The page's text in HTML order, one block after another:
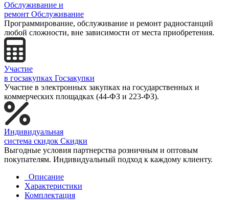
Обслуживание и
ремонт Обслуживание
Программирование, обслуживание и ремонт радиостанций
любой сложности, вне зависимости от места приобретения.
Участие
в госзакупках Госзакупки
Участие в электронных закупках на государственных и
коммерческих площадках (44-ФЗ и 223-ФЗ).
Индивидуальная
система скидок Скидки
Выгодные условия партнерства розничным и оптовым
покупателям. Индивидуальный подход к каждому клиенту.
Описание
Характеристики
Комплектация